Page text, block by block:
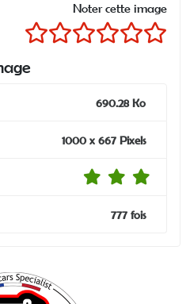
Noter cette image
690.28 Ko
1000 x 667 Pixels
777 fois